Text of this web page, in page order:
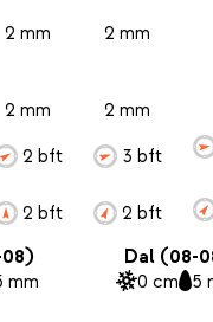
2 mm
2 mm
2 bft
2 bft
2 mm
2 mm
3 bft
2 bft
mm
Dal (08-
0 cm 5